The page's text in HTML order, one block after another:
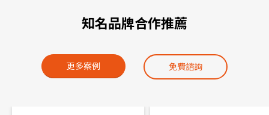
知名品牌合作推薦
更多案例 免費諮詢